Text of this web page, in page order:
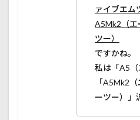
ァイブエム
A5Mk2（エ
ツー）
ですかね。
私は「A5（
「A5Mk2
ーツー）」